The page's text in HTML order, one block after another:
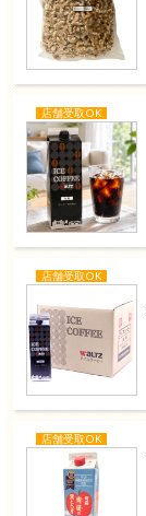
店舗受取OK
店舗受取OK
店舗受取OK